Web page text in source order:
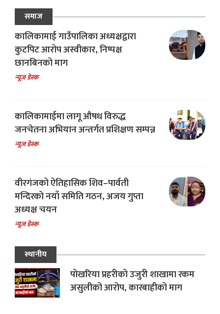
समाज
कालिकामाई गाउँपालिका अध्यक्षद्वारा
कुटपिट आरोप अस्वीकार, निष्पक्ष
छानबिनको माग
न्यूज डेस्क
कालिकामाईमा लागू औषध विरुद्ध
जनचेतना अभियान अन्तर्गत प्रशिक्षण सम्पन्न
न्यूज डेस्क
वीरगंजको ऐतिहासिक शिव–पार्वती
मन्दिरको नयाँ समिति गठन, अजय गुप्ता
अध्यक्ष चयन
न्यूज डेस्क
स्थानीय
पोखरिया प्रहरीको उजुरी शाखामा रकम
असुलीको आरोप, कारबाहीको माग